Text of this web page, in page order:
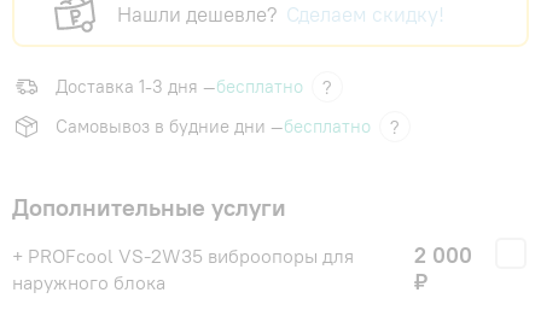
Нашли дешевле? Сделаем скидку!
Доставка 1-3 дня —бесплатно
?
Самовывоз в будние дни —бесплатно ?
Дополнительные услуги
+ PROFcool VS-2W35 виброопоры для
наружного блока
2 000
₽